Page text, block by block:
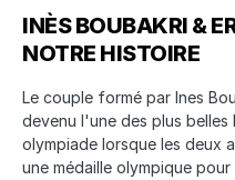
INÈS BOUBAKRI &
NOTRE HISTOIRE
Le couple formé par Ines
devenu l'une des plus
olympiade lorsque les deux
une médaille olympique